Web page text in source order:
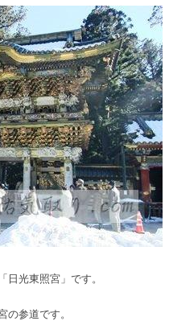
光東照宮」です。
の参道です。